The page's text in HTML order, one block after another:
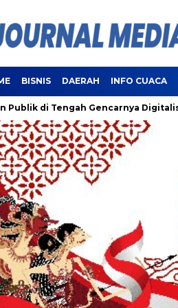
BISNIS DAERAH INFO CUACA
Tengah Gencarnya Digitalisasi